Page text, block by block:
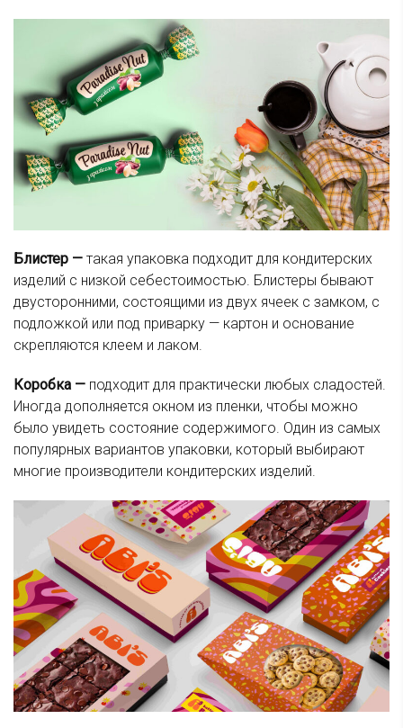
Блистер — такая упаковка подходит для кондитерских
изделий с низкой себестоимостью. Блистеры бывают
двусторонними, состоящими из двух ячеек с замком, с
подложкой или под приварку — картон и основание
скрепляются клеем и лаком.
Коробка — подходит для практически любых сладостей.
Иногда дополняется окном из пленки, чтобы можно
было увидеть состояние содержимого. Один из самых
популярных вариантов упаковки, который выбирают
многие производители кондитерских изделий.